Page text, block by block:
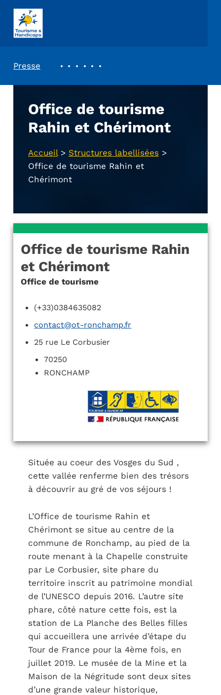
ASSOCIATION TOURISME ET HANDICAPS
Presse
Office de tourisme
Rahin et Chérimont
Accueil> Structures labellisées >
Office de tourisme Rahin et
Chérimont
Office de tourisme Rahin
et Chérimont
Office de tourisme
(+33)0384635082
contact@ot-ronchamp.fr
25 rue Le Corbusier
70250
RONCHAMP
Située au coeur des Vosges du Sud ,
cette vallée renferme bien des trésors
à découvrir au gré de vos séjours !
L’Office de tourisme Rahin et
Chérimont se situe au centre de la
commune de Ronchamp, au pied de la
route menant à la Chapelle construite
par Le Corbusier, site phare du
territoire inscrit au patrimoine mondial
de l’UNESCO depuis 2016. L’autre site
phare, côté nature cette fois, est la
station de La Planche des Belles filles
qui accueillera une arrivée d’étape du
Tour de France pour la 4ème fois, en
juillet 2019. Le musée de la Mine et la
Maison de la Négritude sont deux sites
d’une grande valeur historique,